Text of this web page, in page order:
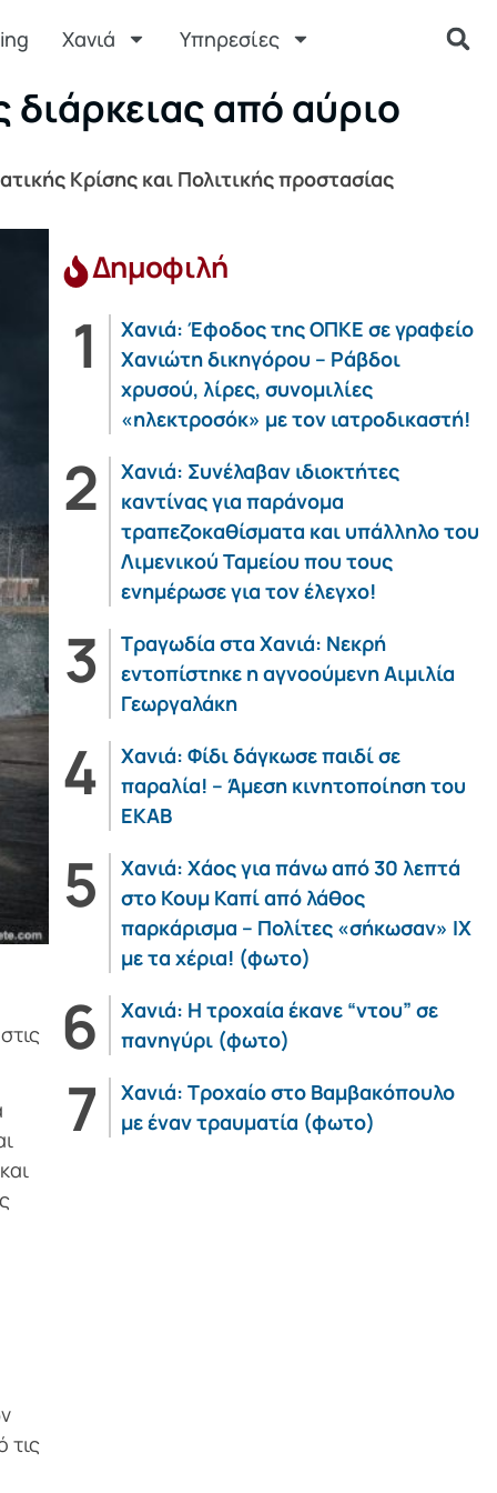
Χανιά Υπηρεσίες
από αύριο
Κρίσης και Πολιτικής προστασίας
τις
Δημοφιλή
Χανιά: Έφοδος της ΟΠΚΕ σε γραφείο
Χανιώτη δικηγόρου – Ράβδοι
χρυσού, λίρες, συνομιλίες
«ηλεκτροσόκ» με τον ιατροδικαστή!
Χανιά: Συνέλαβαν ιδιοκτήτες
καντίνας για παράνομα
τραπεζοκαθίσματα και υπάλληλο του
Λιμενικού Ταμείου που τους
ενημέρωσε για τον έλεγχο!
Τραγωδία στα Χανιά: Νεκρή
εντοπίστηκε η αγνοούμενη Αιμιλία
Γεωργαλάκη
Χανιά: Φίδι δάγκωσε παιδί σε
παραλία! – Άμεση κινητοποίηση του
ΕΚΑΒ
Χανιά: Χάος για πάνω από 30 λεπτά
στο Κουμ Καπί από λάθος
παρκάρισμα – Πολίτες «σήκωσαν» ΙΧ
με τα χέρια! (φωτο)
Χανιά: Η τροχαία έκανε “ντου” σε
πανηγύρι (φωτο)
Χανιά: Τροχαίο στο Βαμβακόπουλο
με έναν τραυματία (φωτο)